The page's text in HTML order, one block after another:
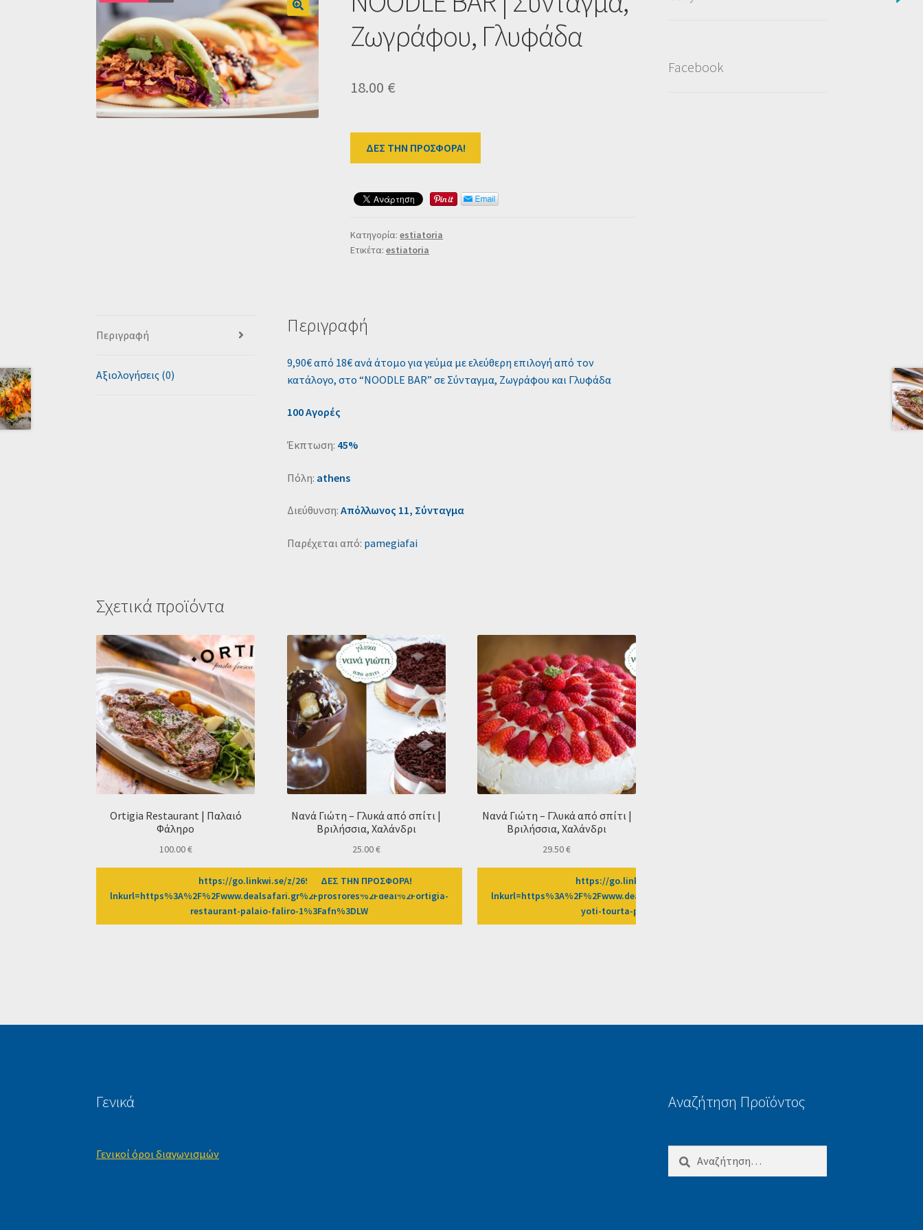
Ζωγράφου, Γλυφάδα
18.00 €
ΔΕΣ ΤΗΝ ΠΡΟΣΦΟΡΑ!
Κατηγορία:estiatoria
Ετικέτα:estiatoria
Περιγραφή
Αξιολογήσεις (0)
Περιγραφή
9,90€ από 18€ ανά άτομο για γεύμα με ελεύθερη επιλογή από τον
κατάλογο, στο “NOODLE BAR” σε Σύνταγμα, Ζωγράφου και Γλυφάδα
100 Αγορές
Έκπτωση: 45%
Πόλη: athens
Διεύθυνση: Απόλλωνος 11, Σύνταγμα
Παρέχεται από: pamegiafai
Σχετικά προϊόντα
Ortigia Restaurant | Παλαιό
Φάληρο
100.00€
https://go.linkwi.se/z/269-0/CD2589/?
lnkurl=https%3A%2F%2Fwww.dealsafari.gr%2Fprosfores%2Fdeal%2Fortigia-
restaurant-palaio-faliro-1%3Fafn%3DLW
Νανά Γιώτη – Γλυκά από σπίτι |
Βριλήσσια, Χαλάνδρι
25.00€
ΔΕΣ ΤΗΝ ΠΡΟΣΦΟΡΑ!
Νανά Γιώτη – Γλυκά από σπίτι |
Βριλήσσια, Χαλάνδρι
29.50€
https://go.linkwi.se/z/269-0/CD2589/?
lnkurl=https%3A%2F%2Fwww.dealsafari.gr%2Fprosfores%2Fdeal%2Fnana-
yoti-tourta-pavlova%3Fafn%3DLW
Facebook
Γενικά
Γενικοί όροι διαγωνισμών
Αναζήτηση Προϊόντος
Αναζήτηση